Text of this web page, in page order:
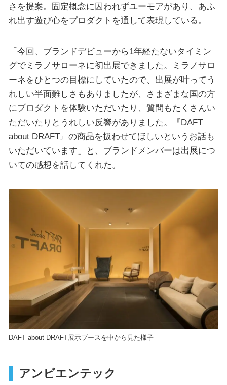
さを提案。固定概念に囚われずユーモアがあり、あふ
れ出す遊び心をプロダクトを通して表現している。
「今回、ブランドデビューから1年経たないタイミン
グでミラノサローネに初出展できました。ミラノサロ
ーネをひとつの目標にしていたので、出展が叶ってう
れしい半面難しさもありましたが、さまざまな国の方
にプロダクトを体験いただいたり、質問もたくさんい
ただいたりとうれしい反響がありました。『DAFT
about DRAFT』の商品を扱わせてほしいというお話も
いただいています」と、ブランドメンバーは出展につ
いての感想を話してくれた。
DAFT about DRAFT展示ブースを中から見た様子
アンビエンテック